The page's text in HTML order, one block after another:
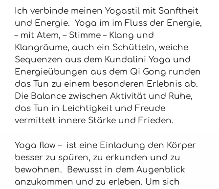
Ich verbinde meinen Yogastil mit Sanftheit
und Energie. Yoga im im Fluss der Energie,
– mit Atem, – Stimme – Klang und
Klangräume, auch ein Schütteln, weiche
Sequenzen aus dem Kundalini Yoga und
Energieübungen aus dem Qi Gong runden
das Tun zu einem besonderen Erlebnis ab.
Die Balance zwischen Aktivität und Ruhe,
das Tun in Leichtigkeit und Freude
vermittelt innere Stärke und Frieden.
Yoga flow – ist eine Einladung den Körper
besser zu spüren, zu erkunden und zu
bewohnen. Bewusst in dem Augenblick
anzukommen und zu erleben. Um sich